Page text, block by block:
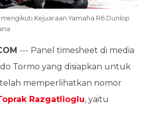
Kejuaraan Yamaha R6 Dunlop
--- Panel timesheet di media
Tormo yang disiapkan untuk
telah memperlihatkan nomor
Razgatlioglu, yaitu